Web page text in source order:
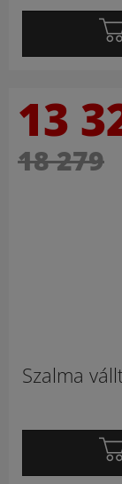
13
18 279
Szalma